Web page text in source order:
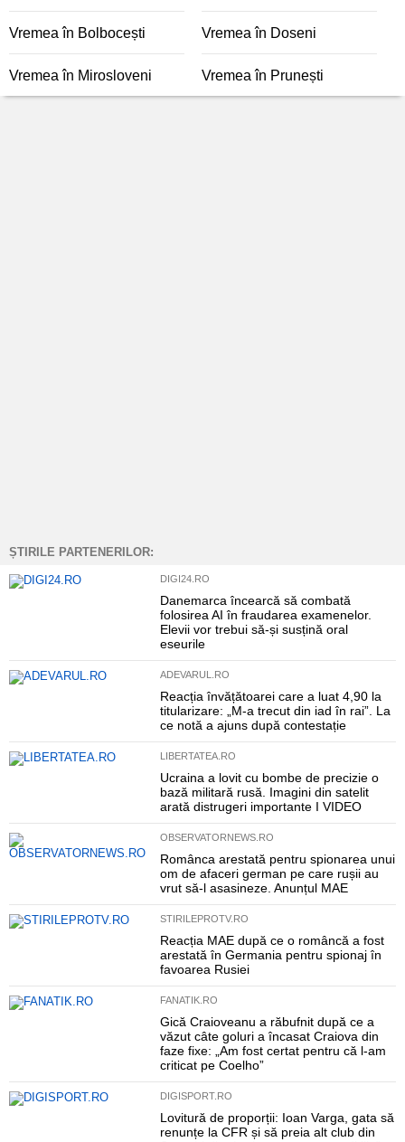
Vremea în Bolbocești Vremea în Doseni
Vremea în Mirosloveni Vremea în Prunești
ȘTIRILE PARTENERILOR:
DIGI24.RO
Danemarca încearcă să combată
folosirea AI în fraudarea examenelor.
Elevii vor trebui să-și susțină oral
eseurile
ADEVARUL.RO
Reacția învățătoarei care a luat 4,90 la
titularizare: „M-a trecut din iad în rai”. La
ce notă a ajuns după contestație
LIBERTATEA.RO
Ucraina a lovit cu bombe de precizie o
bază militară rusă. Imagini din satelit
arată distrugeri importante I VIDEO
OBSERVATORNEWS.RO
Românca arestată pentru spionarea unui
om de afaceri german pe care rușii au
vrut să-l asasineze. Anunțul MAE
STIRILEPROTV.RO
Reacția MAE după ce o româncă a fost
arestată în Germania pentru spionaj în
favoarea Rusiei
FANATIK.RO
Gică Craioveanu a răbufnit după ce a
văzut câte goluri a încasat Craiova din
faze fixe: „Am fost certat pentru că l-am
criticat pe Coelho”
DIGISPORT.RO
Lovitură de proporții: Ioan Varga, gata să
renunțe la CFR și să preia alt club din